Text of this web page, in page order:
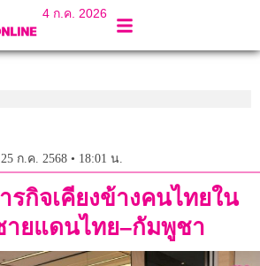
4 ก.ค. 2026
25 ก.ค. 2568 • 18:01 น.
รกิจเคียงข้างคนไทยใน
ยแดนไทย–กัมพูชา